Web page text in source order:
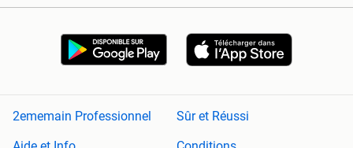
2ememain Professionnel
Sûr et Réussi